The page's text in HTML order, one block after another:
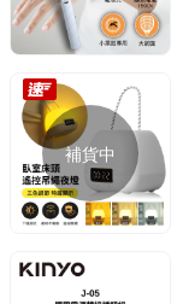
補貨中